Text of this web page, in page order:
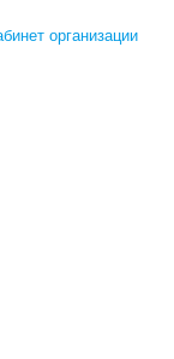
организации